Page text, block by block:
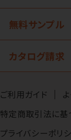
無料サンプル
カタログ請求
ご利用ガイド
特定商取引法に基
プライバシーポリ